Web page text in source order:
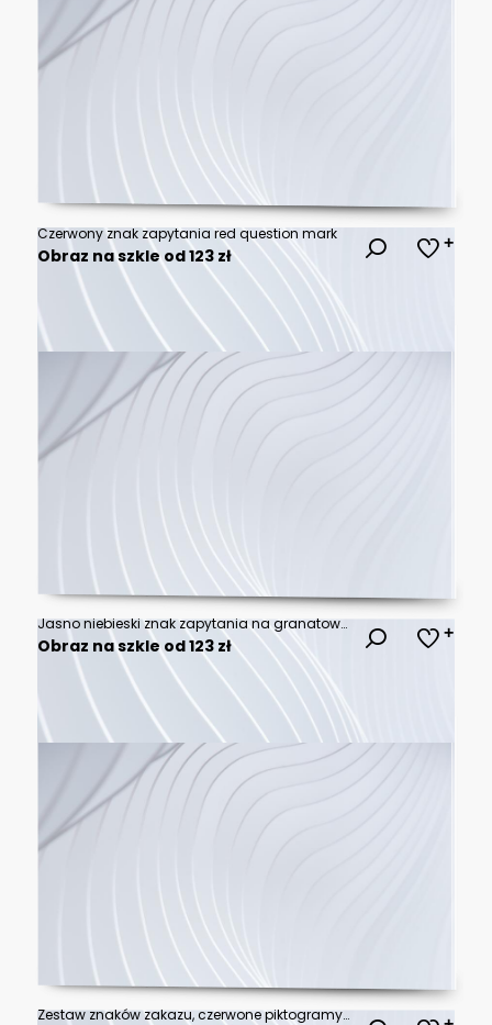
Czerwony znak zapytania red question mark
Obraz na szkle od 123 zł
Jasno niebieski znak zapytania na granatowym tle.
Obraz na szkle od 123 zł
Zestaw znaków zakazu, czerwone piktogramy ostrzegawcze i symbole bezpieczeństwa